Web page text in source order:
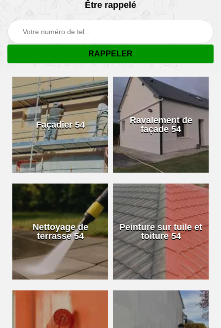
Être rappelé
Façadier 54
Ravalement de
façade 54
Nettoyage de
terrasse 54
Peinture sur tuile et
toiture 54